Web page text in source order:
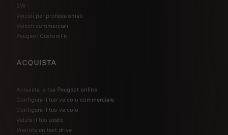
SW
Veicoli per professionisti
Veicoli commerciali
Peugeot CustomFit
ACQUISTA
Acquista la tua Peugeot online
Configura il tuo veicolo commerciale
Configura il tuo veicolo
Valuta il tuo usato
Prenota un test drive